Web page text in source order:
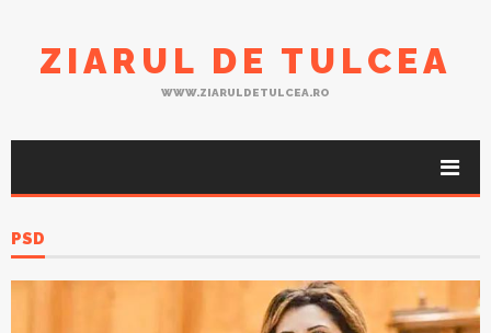
ZIARUL DE TULCEA
WWW.ZIARULDETULCEA.RO
PSD